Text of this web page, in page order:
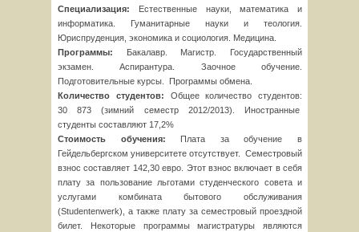
Специализация:
Естественные науки, математика и
информатика. Гуманитарные науки и теология.
Юриспруденция, экономика и социология. Медицина.
Программы:
Бакалавр. Магистр. Государственный
экзамен. Аспирантура. Заочное обучение.
Подготовительные курсы. Программы обмена.
Количество студентов: Общее количество студентов:
30 873 (зимний семестр 2012/2013). Иностранные
студенты составляют 17,2%
Стоимость обучения: Плата за обучение в
Гейдельбергском университете отсутствует. Семестровый
взнос составляет 142,30 евро. Этот взнос включает в себя
плату за пользование льготами студенческого совета и
услугами комбината бытового обслуживания
(Studentenwerk), а также плату за семестровый проездной
билет. Некоторые программы магистратуры являются